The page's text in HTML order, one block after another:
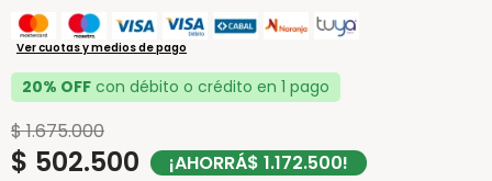
Ver cuotas y medios de pago
20% OFF con débito o crédito en 1 pago
$1.675.000
$ 502.500 ¡AHORRÁ$ 1.172.500!